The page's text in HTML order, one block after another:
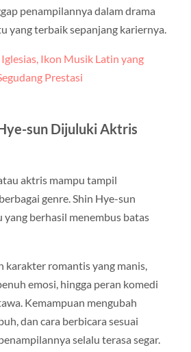
penampilannya dalam drama
yang terbaik sepanjang kariernya.
Ikon Musik Latin yang
Prestasi
sun Dijuluki Aktris
aktris mampu tampil
genre. Shin Hye-sun
yang berhasil menembus batas
karakter romantis yang manis,
emosi, hingga peran komedi
Kemampuan mengubah
dan cara berbicara sesuai
selalu terasa segar.